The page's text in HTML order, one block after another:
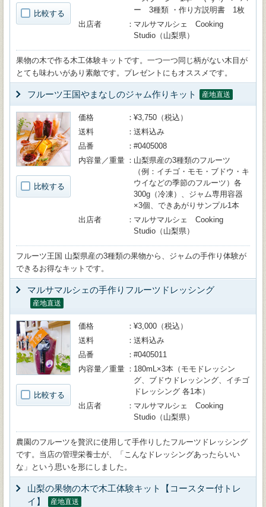
比較する
ー 3種類 ・作り方説明書 1枚
出店者
マルサマルシェ Cooking
Studio（山梨県）
果物の木で作る木工体験キットです。一つ一つ同じ柄がない木目が
とても味わいがあり素敵です。プレゼントにもオススメです。
フルーツ王国やまなしのジャム作りキット 産地直送
比較する
価格
¥3,750（税込）
送料
送料込み
品番
#0405008
内容量／重量
山梨県産の3種類のフルーツ
（例：イチゴ・モモ・ブドウ・キ
ウイなどの季節のフルーツ）各
300g（冷凍）、ジャム専用容器
×3個、できあがりサンプル1本
出店者
マルサマルシェ Cooking
Studio（山梨県）
フルーツ王国 山梨県産の3種類の果物から、ジャムの手作り体験が
できるお得なキットです。
マルサマルシェの手作りフルーツドレッシング
産地直送
比較する
価格
¥3,000（税込）
送料
送料込み
品番
#0405011
内容量／重量
180mL×3本（モモドレッシン
グ、ブドウドレッシング、イチゴ
ドレッシング 各1本）
出店者
マルサマルシェ Cooking
Studio（山梨県）
農園のフルーツを贅沢に使用して手作りしたフルーツドレッシング
です。当店の管理栄養士が、「こんなドレッシングあったらいい
な」という思いを形にしました。
山梨の果物の木で木工体験キット【コースター付トレ
イ】
産地直送